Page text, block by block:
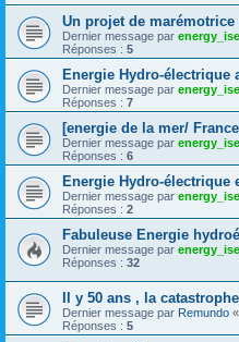
Un projet de
Dernier message par
Réponses : 5
Energie Hydro-électrique
Dernier message par
Réponses : 7
[energie de la mer/
Dernier message par
Réponses : 6
Energie Hydro-électrique
Dernier message par
Réponses : 2
Fabuleuse Energie
Dernier message par
Réponses : 32
Il y 50 ans , la
Dernier message par Remundo «
Réponses : 5